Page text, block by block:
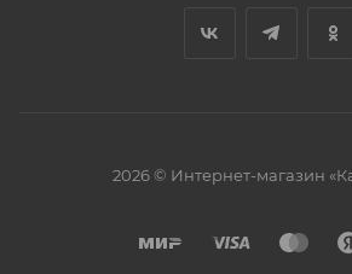
2026 © Интернет-магазин